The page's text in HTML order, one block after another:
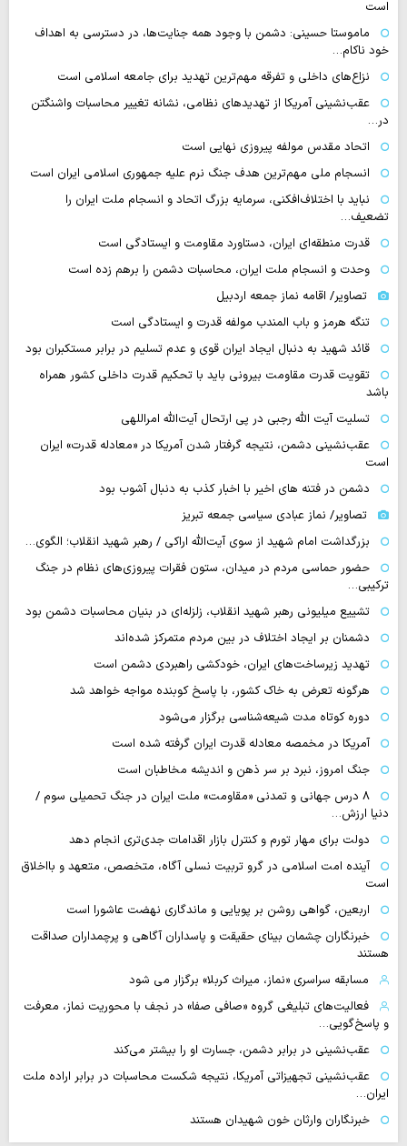
است
ماموستا حسینی: دشمن با وجود همه جنایت‌ها، در دسترسی به اهداف
خود ناکام…
نزاع‌های داخلی و تفرقه مهم‌ترین تهدید برای جامعه اسلامی است
عقب‌نشینی آمریکا از تهدیدهای نظامی، نشانه تغییر محاسبات واشنگتن
در…
اتحاد مقدس مولفه پیروزی نهایی است
انسجام ملی مهم‌ترین هدف جنگ نرم علیه جمهوری اسلامی ایران است
نباید با اختلاف‌افکنی، سرمایه بزرگ اتحاد و انسجام ملت ایران را
تضعیف…
قدرت منطقه‌ای ایران، دستاورد مقاومت و ایستادگی است
وحدت و انسجام ملت ایران، محاسبات دشمن را برهم زده است
تصاویر/ اقامه نماز جمعه اردبیل
تنگه‌ هرمز و باب المندب مولفه قدرت و ایستادگی است
قائد شهید به دنبال ایجاد ایران قوی و عدم تسلیم در برابر مستکبران بود
تقویت قدرت مقاومت بیرونی باید با تحکیم قدرت داخلی کشور همراه
باشد
تسلیت آیت الله رجبی در پی ارتحال آیت‌الله امراللهی
عقب‌نشینی دشمن، نتیجه گرفتار شدن آمریکا در «معادله قدرت» ایران
است
دشمن در فتنه های اخیر با اخبار کذب به دنبال آشوب بود
تصاویر/ نماز عبادی سیاسی جمعه تبریز
بزرگداشت امام شهید از سوی آیت‌الله اراکی / رهبر شهید انقلاب؛ الگوی…
حضور حماسی مردم در میدان، ستون فقرات پیروزی‌های نظام در جنگ
ترکیبی…
تشییع میلیونی رهبر شهید انقلاب، زلزله‌ای در بنیان محاسبات دشمن بود
دشمنان بر ایجاد اختلاف در بین مردم متمرکز شده‌اند
تهدید زیرساخت‌های ایران، خودکشی راهبردی دشمن است
هرگونه تعرض به خاک کشور، با پاسخ کوبنده مواجه خواهد شد
دوره کوتاه مدت شیعه‌شناسی برگزار می‌شود
آمریکا در مخمصه معادله قدرت ایران گرفته شده است
جنگ امروز، نبرد بر سر ذهن و اندیشه مخاطبان است
۸ درس جهانی و تمدنی «مقاومت» ملت ایران در جنگ تحمیلی سوم /
دنیا ارزش…
دولت برای مهار تورم و کنترل بازار اقدامات جدی‌تری انجام دهد
آینده امت اسلامی در گرو تربیت نسلی آگاه، متخصص، متعهد و بااخلاق
است
اربعین، گواهی روشن بر پویایی و ماندگاری نهضت عاشورا است
خبرنگاران چشمان بینای حقیقت و پاسداران آگاهی و پرچمداران صداقت
هستند
مسابقه سراسری «نماز، میراث کربلا» برگزار می شود
فعالیت‌های تبلیغی گروه «صافی صفا» در نجف با محوریت نماز، معرفت
و پاسخ‌گویی…
عقب‌نشینی در برابر دشمن، جسارت او را بیشتر می‌کند
عقب‌نشینی تجهیزاتی آمریکا، نتیجه شکست محاسبات در برابر اراده ملت
ایران…
خبرنگاران وارثان خون شهیدان هستند